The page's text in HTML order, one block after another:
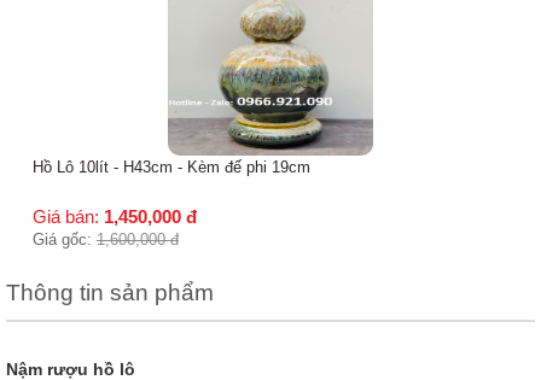
Hồ Lô 10lít - H43cm - Kèm đế phi 19cm
Giá bán: 1,450,000 đ
Giá gốc: 1,600,000 đ
Thông tin sản phẩm
Nậm rượu hồ lô